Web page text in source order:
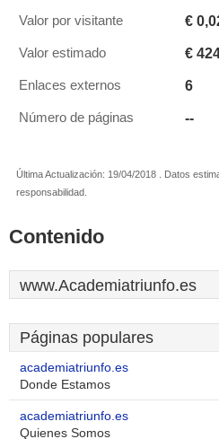
Valor por visitante €
Valor estimado €
Enlaces externos 6
Número de páginas --
Última Actualización: 19/04/2018 . Datos
responsabilidad.
Contenido
www.Academiatriunfo.es
Páginas populares
academiatriunfo.es
Donde Estamos
academiatriunfo.es
Quienes Somos